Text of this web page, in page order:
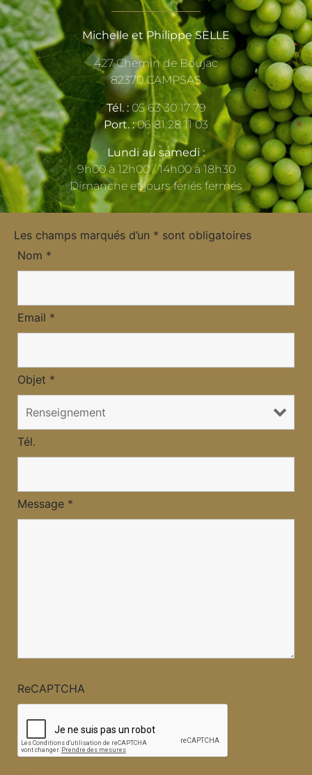
Les champs marqués d’un * sont obligatoires
Nom *
Email *
Objet *
Tél.
Message *
ReCAPTCHA
Michelle et Philippe SELLE
427 Chemin de Boujac
82370 CAMPSAS
Tél. :05 63 30 17 79
Port. :06 81 28 11 03
Lundi au samedi :
9h00 à 12h00 / 14h00 à 18h30
Dimanche et jours feriés fermés